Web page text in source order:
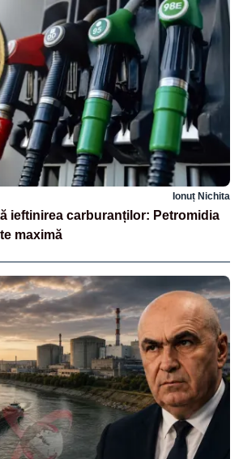
Ionuț Nichita
ieftinirea carburanților: Petromidia
maximă